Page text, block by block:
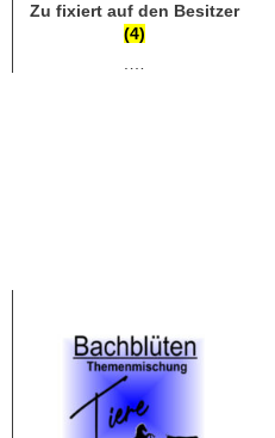
Zu fixiert auf den Besitzer
(4)